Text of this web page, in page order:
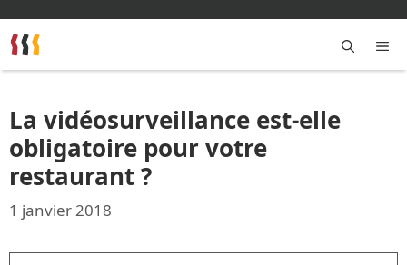
au
contenu
La vidéosurveillance est-elle
obligatoire pour votre
restaurant ?
1 janvier 2018